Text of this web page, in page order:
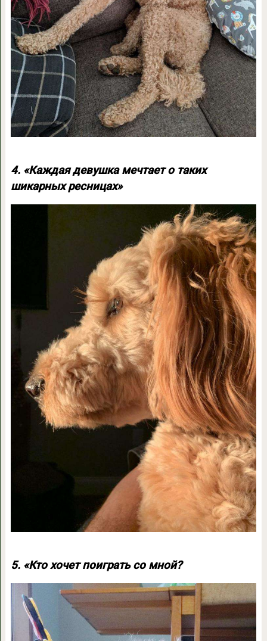
4. «Каждая девушка мечтает о таких
шикарных ресницах»
5. «Кто хочет поиграть со мной?